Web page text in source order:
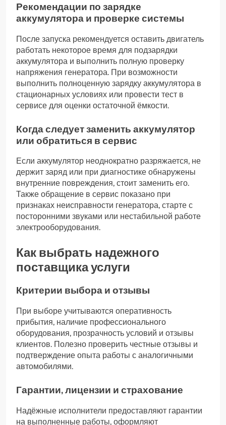
Рекомендации по зарядке
аккумулятора и проверке системы
После запуска рекомендуется оставить двигатель
работать некоторое время для подзарядки
аккумулятора и выполнить полную проверку
напряжения генератора. При возможности
выполнить полноценную зарядку аккумулятора в
стационарных условиях или провести тест в
сервисе для оценки остаточной ёмкости.
Когда следует заменить аккумулятор
или обратиться в сервис
Если аккумулятор неоднократно разряжается, не
держит заряд или при диагностике обнаружены
внутренние повреждения, стоит заменить его.
Также обращение в сервис показано при
признаках неисправности генератора, старте с
посторонними звуками или нестабильной работе
электрооборудования.
Как выбрать надежного
поставщика услуги
Критерии выбора и отзывы
При выборе учитываются оперативность
прибытия, наличие профессионального
оборудования, прозрачность условий и отзывы
клиентов. Полезно проверить честные отзывы и
подтверждение опыта работы с аналогичными
автомобилями.
Гарантии, лицензии и страхование
Надёжные исполнители предоставляют гарантии
на выполненные работы, оформляют